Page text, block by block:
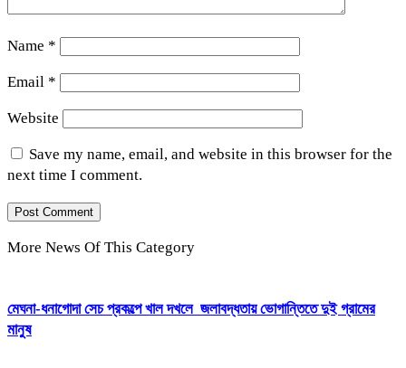
Name *
Email *
Website
Save my name, email, and website in this browser for the
next time I comment.
More News Of This Category
মেঘনা-ধনাগোদা সেচ প্রকল্পে খাল দখলে জলাবদ্ধতায় ভোগান্তিতে দুই গ্রামের
মানুষ